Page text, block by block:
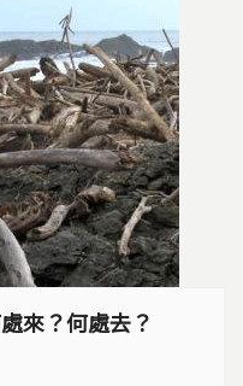
來？何處去？